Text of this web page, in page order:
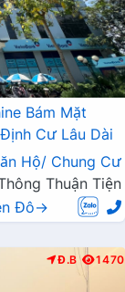
Bám Mặt
Cư Lâu Dài
Hộ/ Chung Cư
Thuận Tiện
Đô→
Đ.B 1470